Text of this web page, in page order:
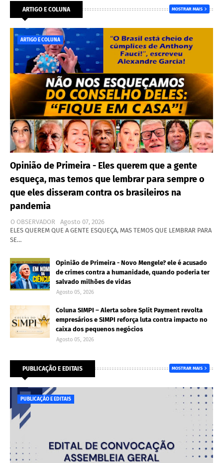
ARTIGO E COLUNA MOSTRAR MAIS
ARTIGO E COLUNA
Opinião de Primeira - Eles querem que a gente
esqueça, mas temos que lembrar para sempre o
que eles disseram contra os brasileiros na
pandemia
O OBSERVADOR
Agosto 07, 2026
ELES QUEREM QUE A GENTE ESQUEÇA, MAS TEMOS QUE LEMBRAR PARA
SE…
Opinião de Primeira - Novo Mengele? ele é acusado
de crimes contra a humanidade, quando poderia ter
salvado milhões de vidas
Agosto 05, 2026
Coluna SIMPI – Alerta sobre Split Payment revolta
empresários e SIMPI reforça luta contra impacto no
caixa dos pequenos negócios
Agosto 05, 2026
PUBLICAÇÃO E EDITAIS MOSTRAR MAIS
PUBLICAÇÃO E EDITAIS